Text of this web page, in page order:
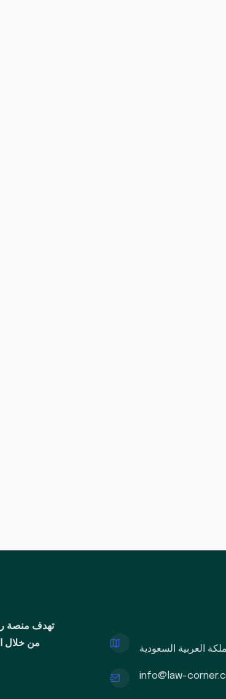
العربية السعودية
info@law-
تهدف منصة
من خلال